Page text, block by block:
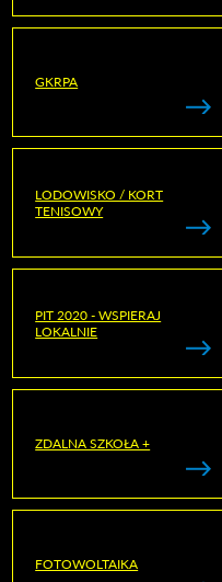
GKRPA
LODOWISKO / KORT
TENISOWY
PIT 2020 - WSPIERAJ
LOKALNIE
ZDALNA SZKOŁA +
FOTOWOLTAIKA